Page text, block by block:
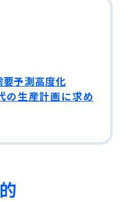
& Trade
Material Process
要予測高度化
の生産計画に求め